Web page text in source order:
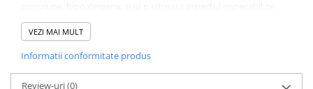
termen lung. 🔹 Specificatii tehnice • Material: Otel inoxidabil
316L, hipoalergenic • Design: Milanese Loop (retea fina de inele
orice incheietura) • Finisaj: PVD sau silver in functie de varianta •
Stil: Premium, Formal, Elegant, Modern 🔹 Confort &
Ajustabilitate Spre deosebire de curelele cu gauri fixe, inchiderea
VEZI MAI MULT
Informatii conformitate produs
Review-uri(0)